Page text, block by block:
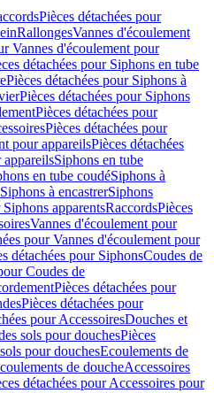
Pièces détachées pour
RallongesVannes d'écoulement
Vannes d'écoulement pour
détachées pour Siphons en tube
Pièces détachées pour Siphons à
Pièces détachées pour Siphons
Pièces détachées pour
Pièces détachées pour
pour appareilsPièces détachées
appareilsSiphons en tube
en tube coudéSiphons à
à encastrerSiphons
apparentsRaccordsPièces
Vannes d'écoulement pour
pour Vannes d'écoulement pour
détachées pour SiphonsCoudes de
Coudes de
Pièces détachées pour
Pièces détachées pour
pour AccessoiresDouches et
sols pour douchesPièces
pour douchesEcoulements de
de doucheAccessoires
détachées pour Accessoires pour